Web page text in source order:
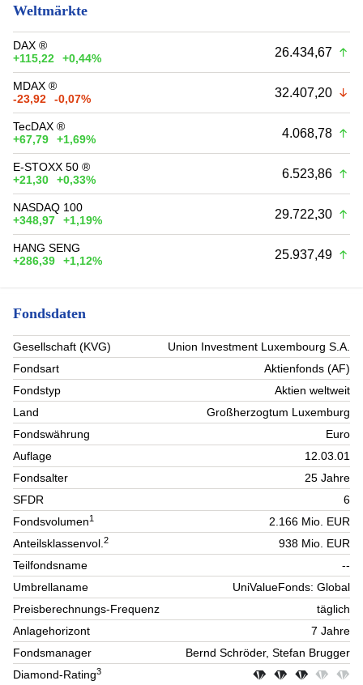
Weltmärkte
DAX ®
+115,22
+0,44% 26.434,67
MDAX ®
-23,92
-0,07% 32.407,20
TecDAX ®
+67,79
+1,69% 4.068,78
E-STOXX 50 ®
+21,30
+0,33% 6.523,86
NASDAQ 100
+348,97
+1,19% 29.722,30
HANG SENG
+286,39
+1,12% 25.937,49
Fondsdaten
Gesellschaft (KVG)
Union Investment Luxembourg S.A.
Fondsart
Aktienfonds (AF)
Fondstyp
Aktien weltweit
Land
Großherzogtum Luxemburg
Fondswährung
Euro
Auflage
12.03.01
Fondsalter
25 Jahre
SFDR
6
Fondsvolumen1
2.166 Mio. EUR
Anteilsklassenvol.2
938 Mio. EUR
Teilfondsname
--
Umbrellaname
UniValueFonds: Global
Preisberechnungs-Frequenz
täglich
Anlagehorizont
7 Jahre
Fondsmanager
Bernd Schröder, Stefan Brugger
Diamond-Rating3